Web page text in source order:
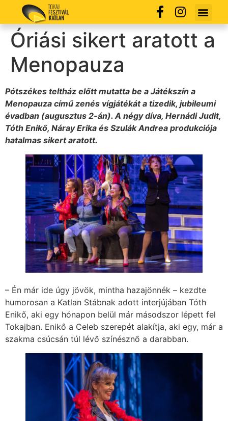
Óriási sikert aratott a
Menopauza
Pótszékes teltház előtt mutatta be a Játékszín a
Menopauza című zenés vígjátékát a tizedik, jubileumi
évadban (augusztus 2-án). A négy díva, Hernádi Judit,
Tóth Enikő, Náray Erika és Szulák Andrea produkciója
hatalmas sikert aratott.
– Én már ide úgy jövök, mintha hazajönnék – kezdte
humorosan a Katlan Stábnak adott interjújában Tóth
Enikő, aki egy hónapon belül már másodszor lépett fel
Tokajban. Enikő a Celeb szerepét alakítja, aki egy, már a
szakma csúcsán túl lévő színésznő a darabban.